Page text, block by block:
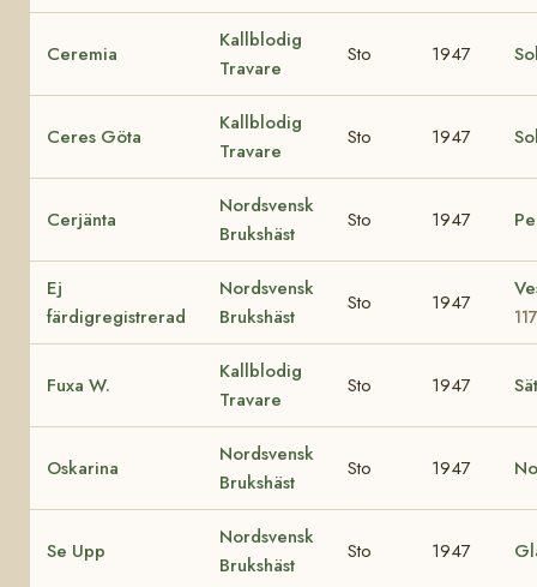
Ceremia
Kallblodig
Travare
Sto 1947
Ceres Göta
Kallblodig
Travare
Sto 1947
Cerjänta
Nordsvensk
Brukshäst
Sto 1947
Ej
färdigregistrerad
Nordsvensk
Brukshäst
Sto 1947
Fuxa W.
Kallblodig
Travare
Sto 1947
Oskarina
Nordsvensk
Brukshäst
Sto 1947
Se Upp
Nordsvensk
Brukshäst
Sto 1947